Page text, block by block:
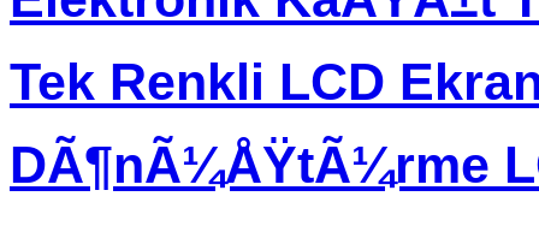
Tek Renkli LCD
DÃ¶nÃ¼ÅŸtÃ¼rme